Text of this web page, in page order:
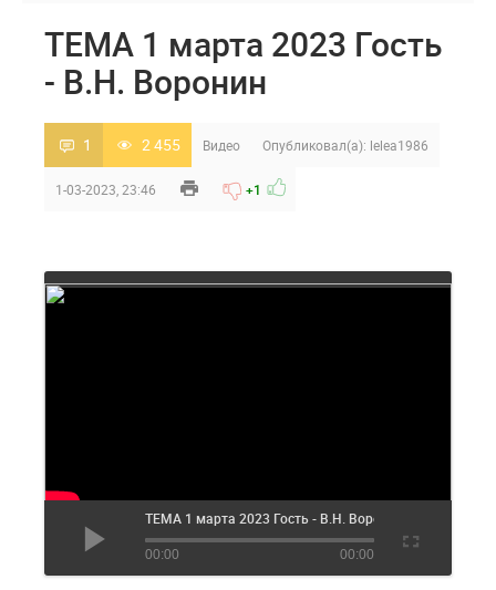
TEMA 1 марта 2023 Гость
- В.Н. Воронин
1 2 455 Видео Опубликовал(а): lelea1986
1-03-2023, 23:46 +1
TEMA 1 марта 2023 Гость - В.Н. Воронин
00:00 00:00